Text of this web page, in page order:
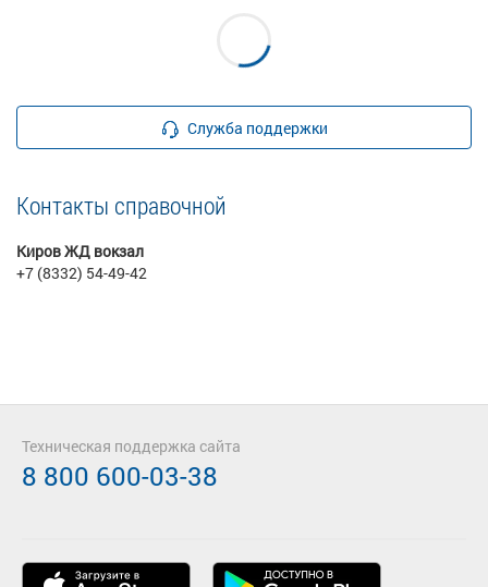
Служба поддержки
Контакты справочной
Киров ЖД вокзал
+7 (8332) 54-49-42
Техническая поддержка сайта
8 800 600-03-38